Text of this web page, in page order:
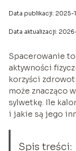
Data publikacji: 2025-
Data aktualizacji:
Spacerowanie
aktywności
korzyści
może znacząco
sylwetkę. Ile
i jakie są jego
Spis treści: